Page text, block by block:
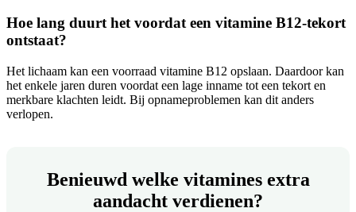
Hoe lang duurt het voordat een vitamine B12-tekort
ontstaat?
Het lichaam kan een voorraad vitamine B12 opslaan. Daardoor kan
het enkele jaren duren voordat een lage inname tot een tekort en
merkbare klachten leidt. Bij opnameproblemen kan dit anders
verlopen.
Benieuwd welke vitamines extra
aandacht verdienen?